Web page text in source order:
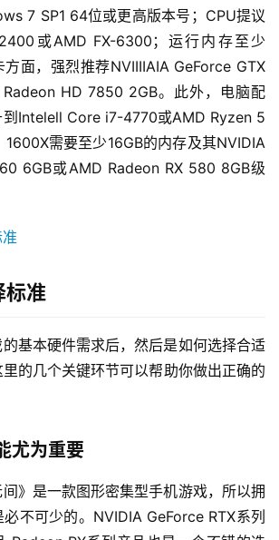
7 SP1 64位或更高版本号；CPU提议
或AMD FX-6300；运行内存至少
面，强烈推荐NVIIIIAIA GeForce GTX
HD 7850 2GB。此外，电脑配
到Intelell Core i7-4770或AMD Ryzen 5
需要至少16GB的内存及其NVIDIA
6GB或AMD Radeon RX 580 8GB级
标准
基本硬件需求后，然后是如何选择合适
的几个关键环节可以帮助你做出正确的
尤为重要
》是一款图形密集型手机游戏，所以拥
不可少的。NVIDIA GeForce RTX系列